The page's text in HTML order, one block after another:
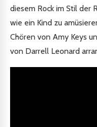
diesem Rock im Stil der
wie ein Kind zu
Chören von Amy Keys
von Darrell Leonard